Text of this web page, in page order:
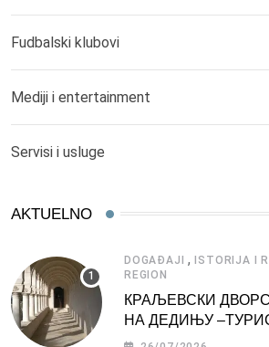
Fudbalski klubovi
Mediji i entertainment
Servisi i usluge
AKTUELNO
DOGAĐAJI , ISTORIJA I
REGION
КРАЉЕВСКИ
НА ДЕДИЊУ
АТРАКЦИЈА